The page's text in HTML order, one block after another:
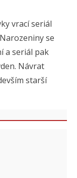
vrací seriál
se
a seriál pak
Návrat
starší